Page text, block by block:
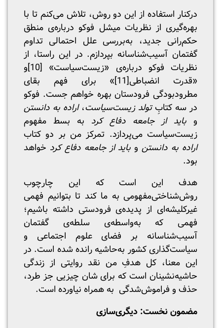
درکنار استفاده از این دو روش، تلاش می‌کنم تا با
بهره‌گیری از نظریات میشل فوکو درباره‌ی منطق
حکم‌رانی جدید، به‌بررسی علل احتمالی تداوم
گفتمان آسیب‌شناسانه بپردازم. در این راستا، از
نظریات فوکو درباره‌ی «زیست‌سیاست» [10]
و
«قدرت انضباطی[11]
» برای فهم بقای
مطرودبودگی فرودستان بهره خواهم جست. فوکو
در سه کتابِتولد زیست‌سیاست،اراده به دانستن
و باید از جامعه دفاع کرد به بسط مفهوم
زیست‌سیاست می‌پردازد. تمرکز من بر دو کتاب
اراده به دانستنو باید از جامعه دفاع کرد خواهد
بود.
هدف این است که این چارچوب
روش‌شناختی‌مفهومی به ما کند تا بتوانیم فهمی
غیرکلیشه‌ای از پدیده‌ی فرودستی داشته باشیم؛
فهمی که به‌واسطه‌ی سلطه‌ی گفتمان
آسیب‌شناسانه بر فضای علوم اجتماعی و
سیاست‌گذاری کشور به‌حاشیه‌ رانده شده است. در
این معنا، کل هدفِ من نقد روایتی از زندگی
حاشیه‌نشینان است که برای شان چیزیی جز طرد،
حذف و فراموش‌شدگی به همراه نیاورده است.
مضمون نخست: دیگری‌سازی